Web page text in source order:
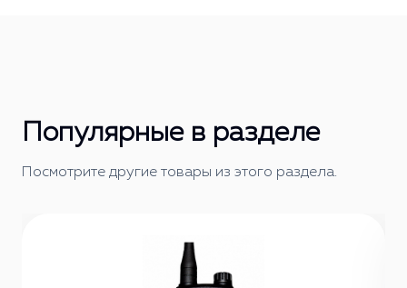
Популярные в разделе
Посмотрите другие товары из этого раздела.